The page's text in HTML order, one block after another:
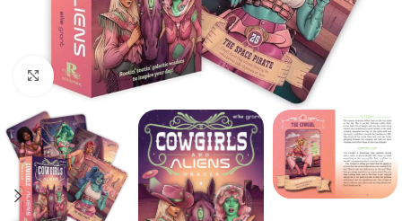
Spustelėkite, kad padidintumėte